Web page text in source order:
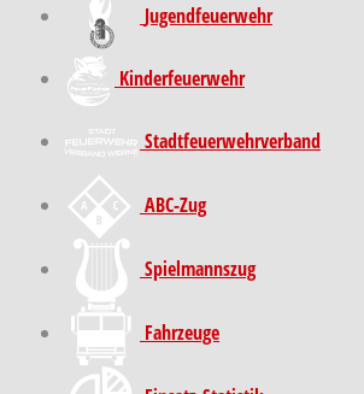
Jugendfeuerwehr
Kinder­feuer­wehr
Stadt­feuer­wehr­verband
ABC-Zug
Spielmannszug
Fahrzeuge